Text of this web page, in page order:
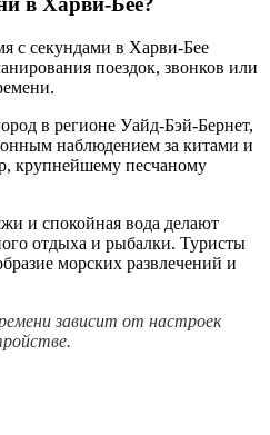
с секундами в Харви-Бее
поездок, звонков или
в регионе Уайд-Бэй-Бернет,
наблюдением за китами и
крупнейшему песчаному
и спокойная вода делают
отдыха и рыбалки. Туристы
морских развлечений и
зависит от настроек